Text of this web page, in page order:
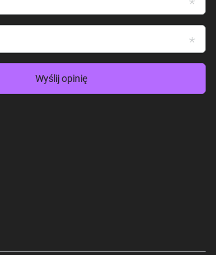
Wyślij opinię